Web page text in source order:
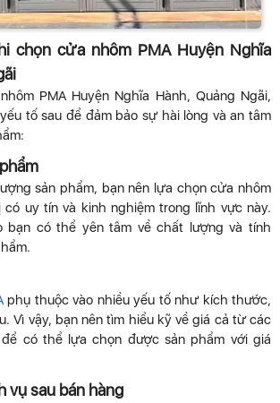
chọn cửa nhôm PMA Huyện Nghĩa
PMA Huyện Nghĩa Hành, Quảng Ngãi,
tố sau để đảm bảo sự hài lòng và an tâm
sản phẩm, bạn nên lựa chọn cửa nhôm
uy tín và kinh nghiệm trong lĩnh vực này.
bạn có thể yên tâm về chất lượng và tính
phụ thuộc vào nhiều yếu tố như kích thước,
Vì vậy, bạn nên tìm hiểu kỹ về giá cả từ các
có thể lựa chọn được sản phẩm với giá
vụ sau bán hàng